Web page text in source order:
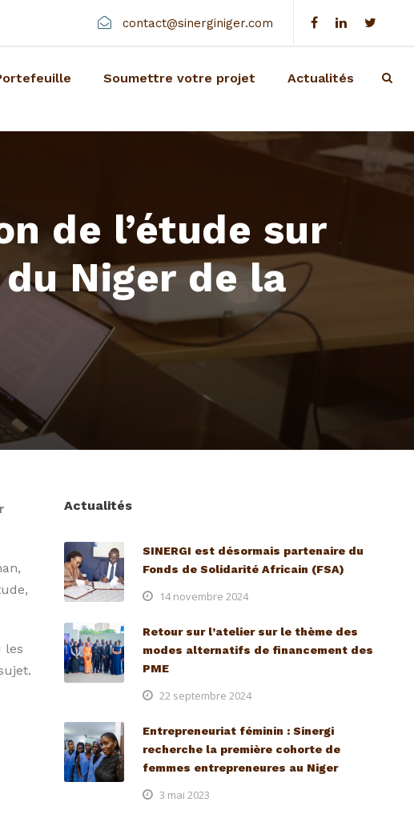
contact@sinerginiger.com
Soumettre votre projet Actualités
de l’étude sur
Niger de la
les
Actualités
SINERGI est désormais partenaire du
Fonds de Solidarité Africain (FSA)
14 novembre 2024
Retour sur l’atelier sur le thème des
modes alternatifs de financement des
PME
22 septembre 2024
Entrepreneuriat féminin : Sinergi
recherche la première cohorte de
femmes entrepreneures au Niger
3 mai 2023